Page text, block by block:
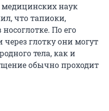
медицинских наук
что тапиоки,
По его
глотку они могут
тела, как и
обычно проходит